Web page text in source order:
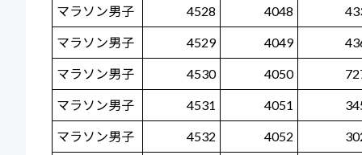
マラソン男子 4528 4048
マラソン男子 4529 4049
マラソン男子 4530 4050
マラソン男子 4531 4051
マラソン男子 4532 4052